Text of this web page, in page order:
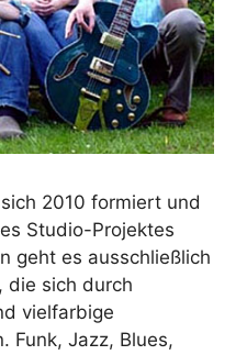
2010 formiert und
Studio-Projektes
geht es ausschließlich
die sich durch
vielfarbige
Funk, Jazz, Blues,